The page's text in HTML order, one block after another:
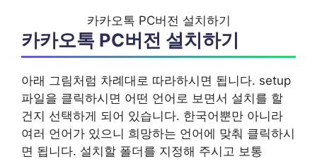
카카오톡 PC버전 설치하기
카카오톡 PC버전 설치하기
아래 그림처럼 차례대로 따라하시면 됩니다. setup
파일을 클릭하시면 어떤 언어로 보면서 설치를 할
건지 선택하게 되어 있습니다. 한국어뿐만 아니라
여러 언어가 있으니 희망하는 언어에 맞춰 클릭하시
면 됩니다. 설치할 폴더를 지정해 주시고 보통